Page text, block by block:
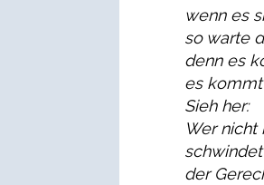
wenn es
so warte
denn es
es
Sieh her:
Wer nicht
schwindet
der